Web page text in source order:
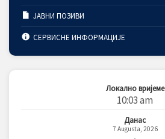
ЈАВНИ ПОЗИВИ
СЕРВИСНЕ ИНФОРМАЦИЈЕ
Локално вријеме
10:03 am
Данас
7 Augusta, 2026